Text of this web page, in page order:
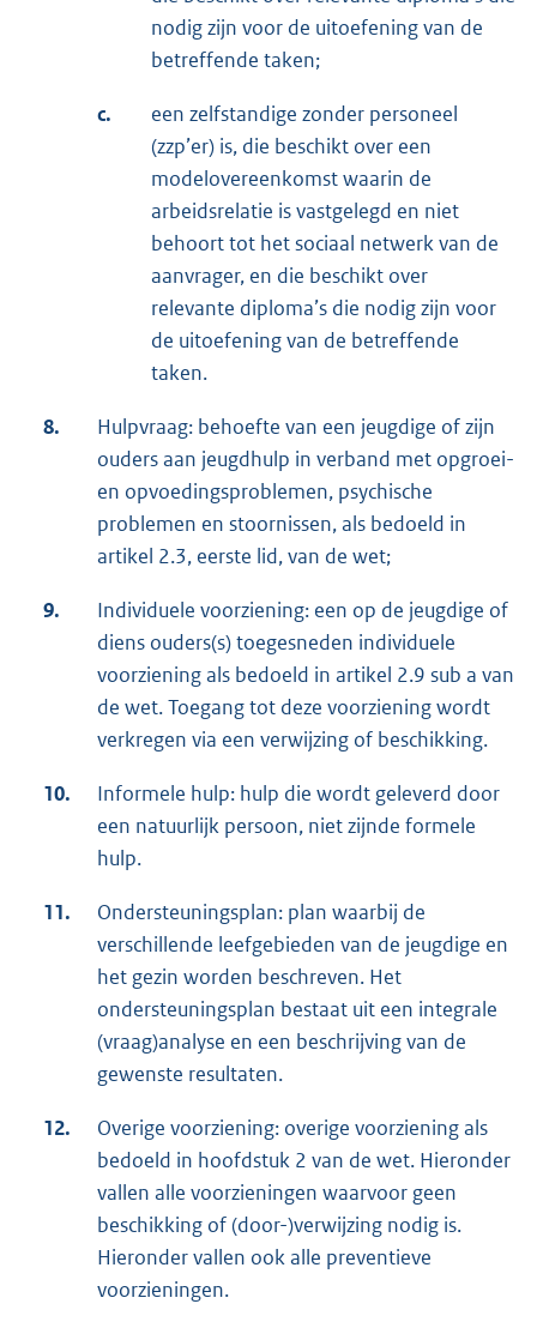
nodig zijn voor de uitoefening van de
betreffende taken;
c.
een zelfstandige zonder personeel
(zzp’er) is, die beschikt over een
modelovereenkomst waarin de
arbeidsrelatie is vastgelegd en niet
behoort tot het sociaal netwerk van de
aanvrager, en die beschikt over
relevante diploma’s die nodig zijn voor
de uitoefening van de betreffende
taken.
8.
Hulpvraag: behoefte van een jeugdige of zijn
ouders aan jeugdhulp in verband met opgroei-
en opvoedingsproblemen, psychische
problemen en stoornissen, als bedoeld in
artikel 2.3, eerste lid, van de wet;
9.
Individuele voorziening: een op de jeugdige of
diens ouders(s) toegesneden individuele
voorziening als bedoeld in artikel 2.9 sub a van
de wet. Toegang tot deze voorziening wordt
verkregen via een verwijzing of beschikking.
10.
Informele hulp: hulp die wordt geleverd door
een natuurlijk persoon, niet zijnde formele
hulp.
11.
Ondersteuningsplan: plan waarbij de
verschillende leefgebieden van de jeugdige en
het gezin worden beschreven. Het
ondersteuningsplan bestaat uit een integrale
(vraag)analyse en een beschrijving van de
gewenste resultaten.
12.
Overige voorziening: overige voorziening als
bedoeld in hoofdstuk 2 van de wet. Hieronder
vallen alle voorzieningen waarvoor geen
beschikking of (door-)verwijzing nodig is.
Hieronder vallen ook alle preventieve
voorzieningen.